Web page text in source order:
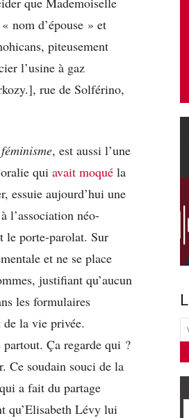
nom d’épouse » et
piteusement
l’usine à gaz
rue de Solférino,
, est aussi l’une
qui avait moqué la
essuie aujourd’hui une
l’association néo-
le porte-parolat. Sur
et ne se place
justifiant qu’aucun
les formulaires
la vie privée.
Ça regarde qui ?
Ce soudain souci de la
a fait du partage
qu’Elisabeth Lévy lui